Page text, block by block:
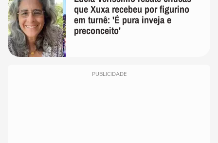
que Xuxa recebeu por figurino
em turnê: 'É pura inveja e
preconceito'
PUBLICIDADE